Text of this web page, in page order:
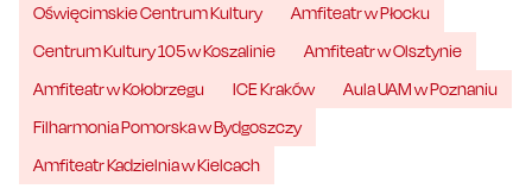
Oświęcimskie Centrum Kultury
Amfiteatr w Płocku
Centrum Kultury 105 w Koszalinie
Amfiteatr w Olsztynie
Amfiteatr w Kołobrzegu
ICE Kraków
Aula UAM w Poznaniu
Filharmonia Pomorska w Bydgoszczy
Amfiteatr Kadzielnia w Kielcach